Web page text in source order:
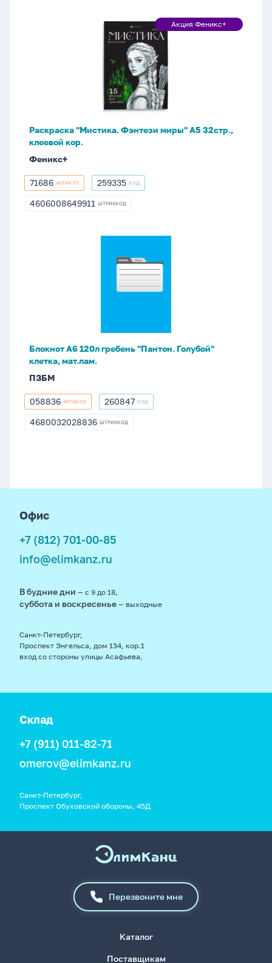
Акция
Акция Феникс+
Раскраска "Мистика. Фэнтези миры" А5 32стр.,
клеевой кор.
Феникс+
71686
71686 АРТИКУЛ 259335
259335 КОД
4606008649911
4606008649911 ШТРИХКОД
Блокнот А6 120л гребень "Пантон. Голубой"
клетка, мат.лам.
ПЗБМ
058836
058836 АРТИКУЛ 260847
260847 КОД
4680032028836
4680032028836 ШТРИХКОД
Офис
+7 (812) 701-00-85
info@elimkanz.ru
В будние дни — с 9 до 18,
суббота и воскресенье — выходные
Санкт-Петербург,
Проспект Энгельса, дом 134, кор.1
вход со стороны улицы Асафьева,
Склад
+7 (911) 011-82-71
omerov@elimkanz.ru
Санкт-Петербург,
Проспект Обуховской обороны, 45Д
Перезвоните мне
Каталог
Поставщикам